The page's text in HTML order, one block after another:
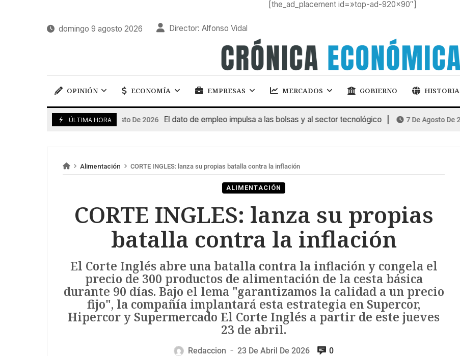
[the_ad_placement id=»top-ad-920×90″]
domingo 9 agosto 2026 Director: Alfonso Vidal
OPINIÓN ECONOMÍA EMPRESAS MERCADOS GOBIERNO HISTORIA
ÚLTIMA HORA
7 De Agosto De 2026 El dato de empleo impulsa a las bolsas y al sector tecnológico 7 De Agosto De 2026
Alimentación CORTE INGLES: lanza su propias batalla contra la inflación
ALIMENTACIÓN
CORTE INGLES: lanza su propias
batalla contra la inflación
El Corte Inglés abre una batalla contra la inflación y congela el
precio de 300 productos de alimentación de la cesta básica
durante 90 días. Bajo el lema "garantizamos la calidad a un precio
fijo", la compañía implantará esta estrategia en Supercor,
Hipercor y Supermercado El Corte Inglés a partir de este jueves
23 de abril.
Redaccion — 23 De Abril De 2026 0